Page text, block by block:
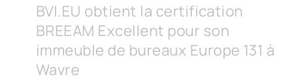
BVI.EU obtient la certification
BREEAM Excellent pour son
immeuble de bureaux Europe 131 à
Wavre